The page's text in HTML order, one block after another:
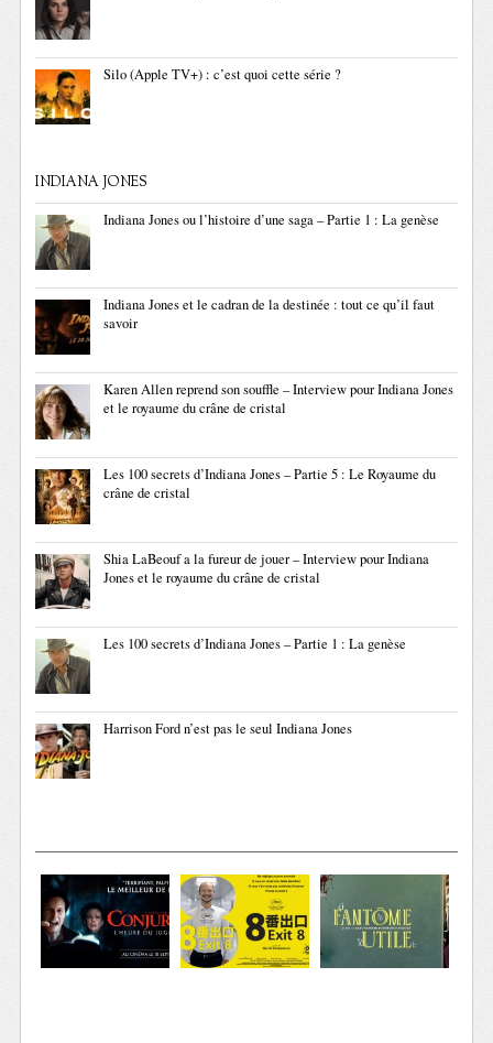
Silo (Apple TV+) : c’est quoi cette série ?
INDIANA JONES
Indiana Jones ou l’histoire d’une saga – Partie 1 : La genèse
Indiana Jones et le cadran de la destinée : tout ce qu’il faut
savoir
Karen Allen reprend son souffle – Interview pour Indiana Jones
et le royaume du crâne de cristal
Les 100 secrets d’Indiana Jones – Partie 5 : Le Royaume du
crâne de cristal
Shia LaBeouf a la fureur de jouer – Interview pour Indiana
Jones et le royaume du crâne de cristal
Les 100 secrets d’Indiana Jones – Partie 1 : La genèse
Harrison Ford n’est pas le seul Indiana Jones